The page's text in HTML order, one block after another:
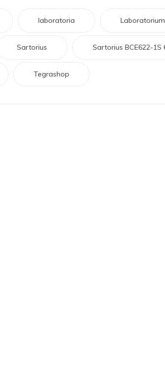
laboratoria
Sartorius Sartorius BCE622-1S
Tegrashop